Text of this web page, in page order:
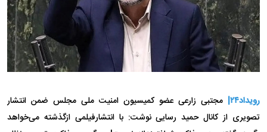
رویداد۲۴|
مجتبی زارعی عضو کمیسیون امنیت ملی مجلس ضمن انتشار
تصویری از کانال حمید رسایی نوشت: با انتشارفیلمی ازگذشته می‌خواهد